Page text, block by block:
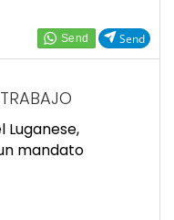
Send
Luganese,
mandato